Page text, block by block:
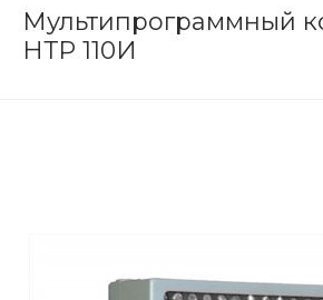
Мультипрограммный
НТР 110И